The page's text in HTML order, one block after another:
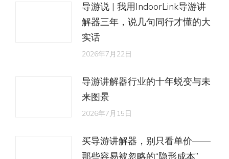
导游说 | 我用IndoorLink导游讲
解器三年，说几句同行才懂的大
实话
2026年7月22日
导游讲解器行业的十年蜕变与未
来图景
2026年7月15日
买导游讲解器，别只看单价——
那些容易被忽略的“隐形成本”